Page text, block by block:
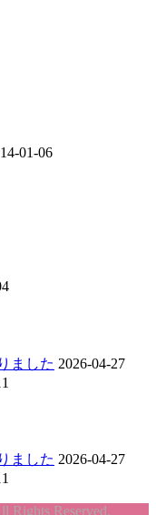
01-06
ました 2026-04-27
ました 2026-04-27
Rights Reserved.